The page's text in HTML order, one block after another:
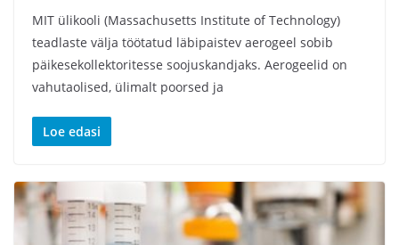
MIT ülikooli (Massachusetts Institute of Technology)
teadlaste välja töötatud läbipaistev aerogeel sobib
päikesekollektoritesse soojuskandjaks. Aerogeelid on
vahutaolised, ülimalt poorsed ja
Loe edasi